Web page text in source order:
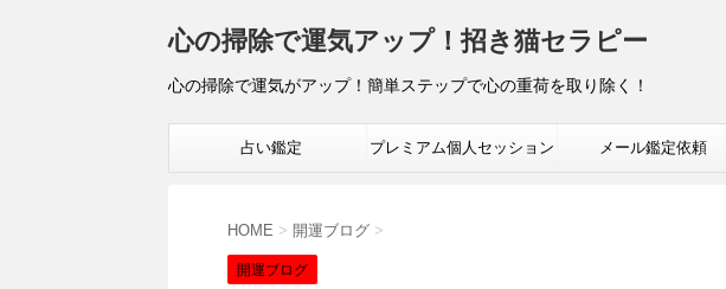
心の掃除で運気アップ！招き猫セラピー
心の掃除で運気がアップ！簡単ステップで心の重荷を取り除く！
占い鑑定 プレミアム個人セッション メール鑑定依頼
HOME > 開運ブログ >
開運ブログ